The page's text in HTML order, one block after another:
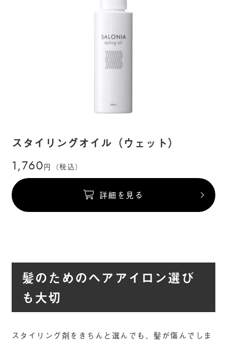
スタイリングオイル（ウェット）
1,760円（税込）
詳細を見る
髪のためのヘアアイロン選び
も大切
スタイリング剤をきちんと選んでも、髪が傷んでしま